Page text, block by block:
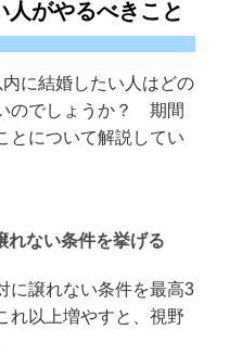
人がやるべきこと
に結婚したい人はどの
のでしょうか？ 期間
とについて解説してい
れない条件を挙げる
に譲れない条件を最高3
れ以上増やすと、視野